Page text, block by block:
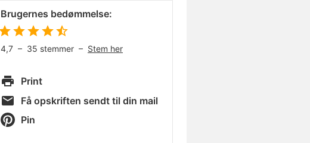
Brugernes bedømmelse:
4,7 – 35 stemmer – Stem her
Print
Få opskriften sendt til din mail
Pin